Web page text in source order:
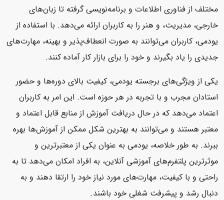
مختلف از فناوری اطلاعات و برنامه‌نویسی گرفته تا زبان‌های
خارجی، مدیریت، و هنر را به کاربران ارائه می‌دهد. با استفاده از
یودمی، کاربران می‌توانند به صورت انعطاف‌پذیر و بهینه، مهارت‌های
جدیدی را یاد بگیرند و خود را برای بازار کار آماده کنند.
یکی از ویژگی‌های برجسته یودمی، کیفیت بالای دوره‌ها و حضور
استادان مجرب و با تجربه در هر حوزه است. این امر به کاربران
اعتماد می‌دهد که در حال دریافت آموزش از منابع قابل اعتماد و
معتبر هستند و می‌توانند به بهترین شکل ممکن از آموزش‌ها بهره
ببرند. به طور خلاصه، یودمی به عنوان یکی از معتبرترین و
موثرترین پلتفرم‌های آموزشی آنلاین، به افراد امکان می‌دهد تا به
راحتی و با کیفیت، مهارت‌های مورد نیاز خود را ارتقا دهند و به
دنبال رشد و پیشرفت شغلی خود باشند.